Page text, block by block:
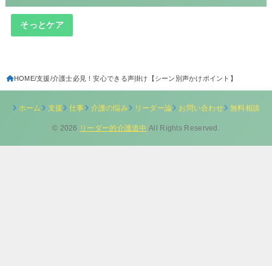
そっとケア
HOME 支援 介護士必見！安心できる声掛け【シーン別声かけポイント】
ホーム 支援 仕事 介護の悩み リーダー論 お問い合わせ 無料相談
© 2026 リーダー的介護道中 All Rights Reserved.